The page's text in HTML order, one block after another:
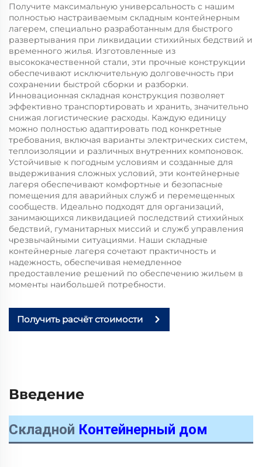
Получите максимальную универсальность с нашим
полностью настраиваемым складным контейнерным
лагерем, специально разработанным для быстрого
развертывания при ликвидации стихийных бедствий и
временного жилья. Изготовленные из
высококачественной стали, эти прочные конструкции
обеспечивают исключительную долговечность при
сохранении быстрой сборки и разборки.
Инновационная складная конструкция позволяет
эффективно транспортировать и хранить, значительно
снижая логистические расходы. Каждую единицу
можно полностью адаптировать под конкретные
требования, включая варианты электрических систем,
теплоизоляции и различных внутренних компоновок.
Устойчивые к погодным условиям и созданные для
выдерживания сложных условий, эти контейнерные
лагеря обеспечивают комфортные и безопасные
помещения для аварийных служб и перемещенных
сообществ. Идеально подходят для организаций,
занимающихся ликвидацией последствий стихийных
бедствий, гуманитарных миссий и служб управления
чрезвычайными ситуациями. Наши складные
контейнерные лагеря сочетают практичность и
надежность, обеспечивая немедленное
предоставление решений по обеспечению жильем в
моменты наибольшей потребности.
Получить расчёт стоимости
Введение
Складной Контейнерный дом